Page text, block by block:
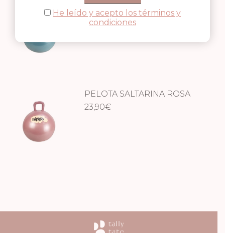
PELOTA SALTARINA AZUL
23,90€
PELOTA SALTARINA ROSA
23,90€
He leído y acepto los términos y
condiciones